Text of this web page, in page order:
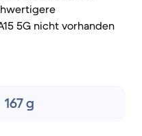
5G nicht vorhanden
167 g